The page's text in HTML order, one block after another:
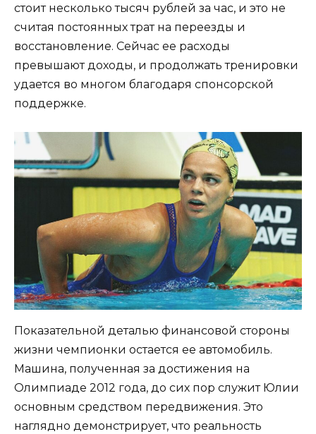
стоит несколько тысяч рублей за час, и это не
считая постоянных трат на переезды и
восстановление. Сейчас ее расходы
превышают доходы, и продолжать тренировки
удается во многом благодаря спонсорской
поддержке.
Показательной деталью финансовой стороны
жизни чемпионки остается ее автомобиль.
Машина, полученная за достижения на
Олимпиаде 2012 года, до сих пор служит Юлии
основным средством передвижения. Это
наглядно демонстрирует, что реальность